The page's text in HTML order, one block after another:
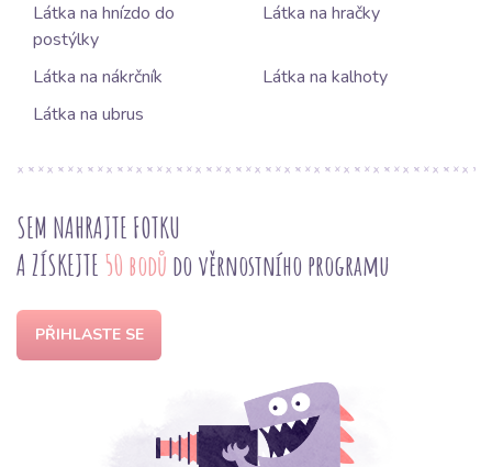
Látka na hnízdo do
postýlky
Látka na hračky
Látka na nákrčník
Látka na kalhoty
Látka na ubrus
SEM NAHRAJTE FOTKU
A ZÍSKEJTE 50 bodů do věrnostního programu
PŘIHLASTE SE